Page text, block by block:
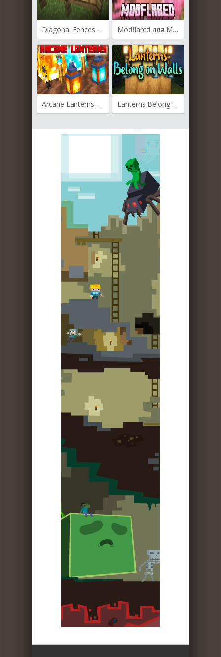
Diagonal Fences для Майнкрафт [1.21.4, 1.21.3, 1.21.1] Modflared для Майнкрафт [1.21.4, 1.21.3, 1.21.1]
Arcane Lanterns для Майнкрафт 1.19.2 Lanterns Belong on Walls для Майнкрафт [1.19.3, 1.19.2, 1.19.1]